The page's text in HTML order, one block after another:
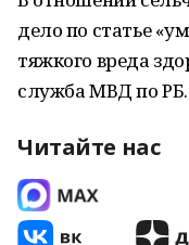
дело по статье
тяжкого вреда
служба МВД по РБ.
Читайте нас